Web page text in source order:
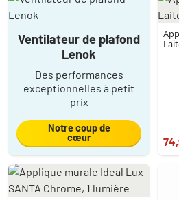
Ventilateur de plafond
Lenok
Des performances
exceptionnelles à petit
prix
Notre coup de
cœur